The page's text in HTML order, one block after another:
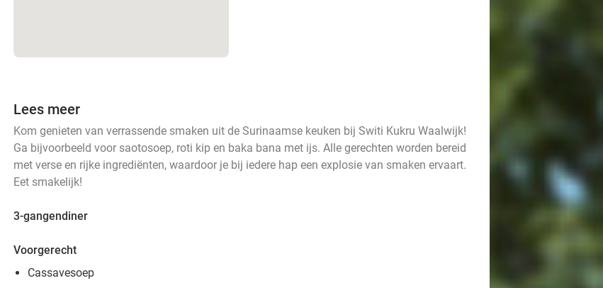
Lees meer
Kom genieten van verrassende smaken uit de Surinaamse keuken bij Switi Kukru Waalwijk!
Ga bijvoorbeeld voor saotosoep, roti kip en baka bana met ijs. Alle gerechten worden bereid
met verse en rijke ingrediënten, waardoor je bij iedere hap een explosie van smaken ervaart.
Eet smakelijk!
3-gangendiner
Voorgerecht
Cassavesoep